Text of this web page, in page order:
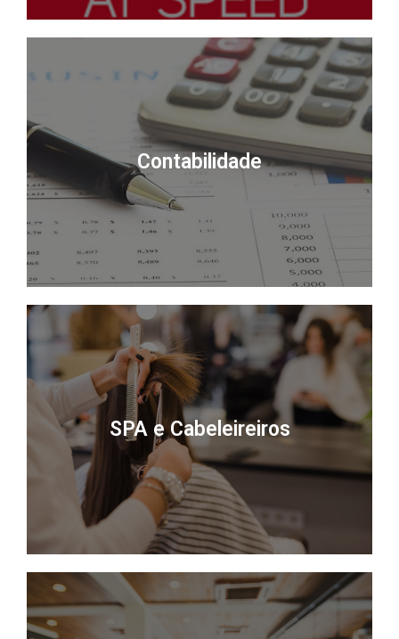
Contabilidade
SPA e Cabeleireiros